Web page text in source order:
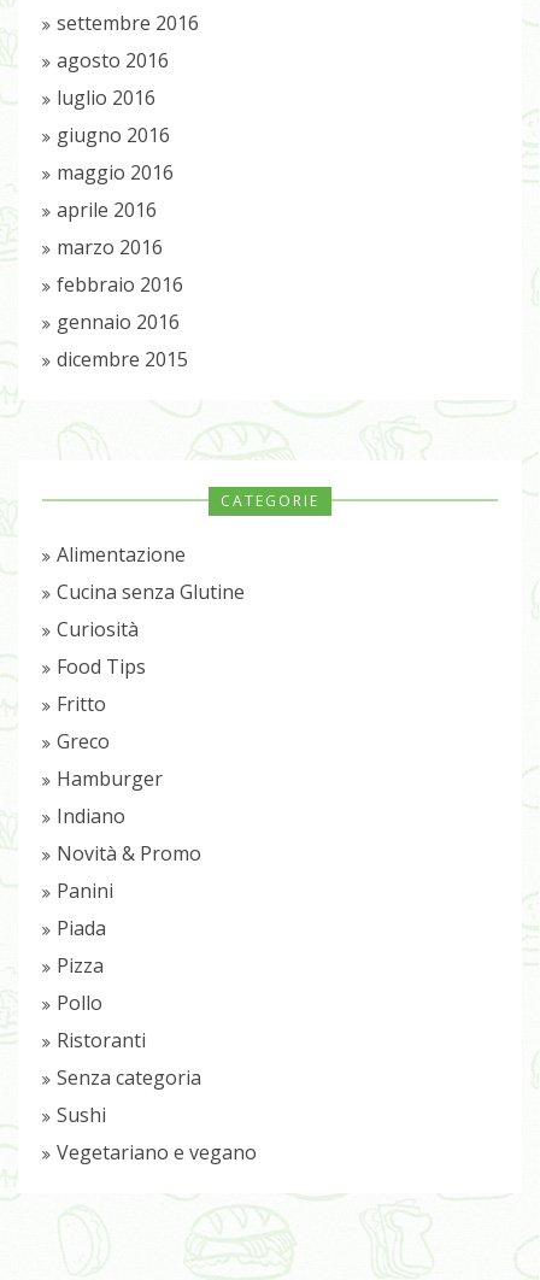
settembre 2016
agosto 2016
luglio 2016
giugno 2016
maggio 2016
aprile 2016
marzo 2016
febbraio 2016
gennaio 2016
dicembre 2015
CATEGORIE
Alimentazione
Cucina senza Glutine
Curiosità
Food Tips
Fritto
Greco
Hamburger
Indiano
Novità & Promo
Panini
Piada
Pizza
Pollo
Ristoranti
Senza categoria
Sushi
Vegetariano e vegano